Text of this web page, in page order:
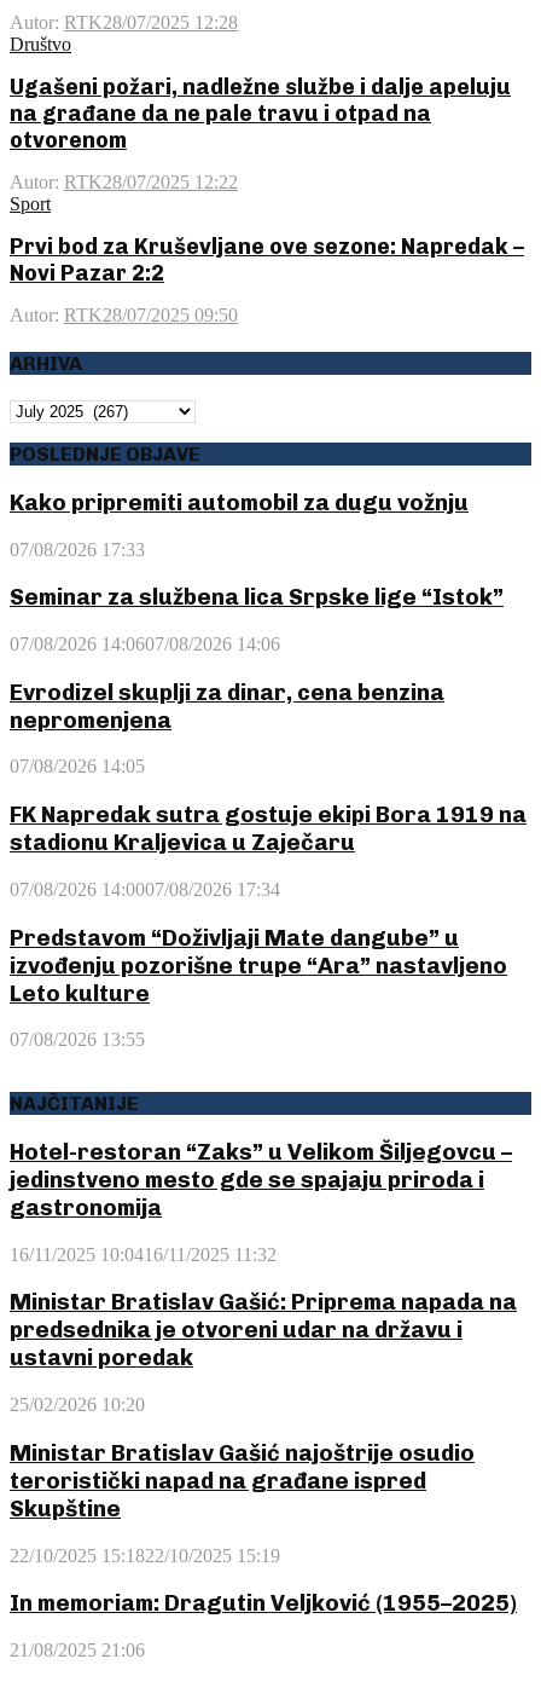
Autor: RTK28/07/2025 12:28
Društvo
Ugašeni požari, nadležne službe i dalje apeluju
na građane da ne pale travu i otpad na
otvorenom
Autor: RTK28/07/2025 12:22
Sport
Prvi bod za Kruševljane ove sezone: Napredak –
Novi Pazar 2:2
Autor: RTK28/07/2025 09:50
ARHIVA
ARHIVA
POSLEDNJE OBJAVE
Kako pripremiti automobil za dugu vožnju
07/08/2026 17:33
Seminar za službena lica Srpske lige “Istok”
07/08/2026 14:0607/08/2026 14:06
Evrodizel skuplji za dinar, cena benzina
nepromenjena
07/08/2026 14:05
FK Napredak sutra gostuje ekipi Bora 1919 na
stadionu Kraljevica u Zaječaru
07/08/2026 14:0007/08/2026 17:34
Predstavom “Doživljaji Mate dangube” u
izvođenju pozorišne trupe “Ara” nastavljeno
Leto kulture
07/08/2026 13:55
NAJČITANIJE
Hotel-restoran “Zaks” u Velikom Šiljegovcu –
jedinstveno mesto gde se spajaju priroda i
gastronomija
16/11/2025 10:0416/11/2025 11:32
Ministar Bratislav Gašić: Priprema napada na
predsednika je otvoreni udar na državu i
ustavni poredak
25/02/2026 10:20
Ministar Bratislav Gašić najoštrije osudio
teroristički napad na građane ispred
Skupštine
22/10/2025 15:1822/10/2025 15:19
In memoriam: Dragutin Veljković (1955–2025)
21/08/2025 21:06